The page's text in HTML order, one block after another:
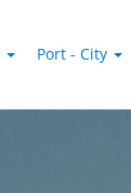
Port - City